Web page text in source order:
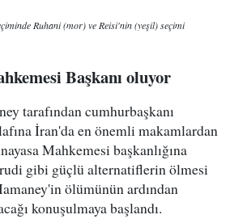
Ruhani (mor) ve Reisi'nin (yeşil) seçimi
Başkanı oluyor
tarafından cumhurbaşkanı
İran'da en önemli makamlardan
Mahkemesi başkanlığına
gibi güçlü alternatiflerin ölmesi
ölümünün ardından
konuşulmaya başlandı.